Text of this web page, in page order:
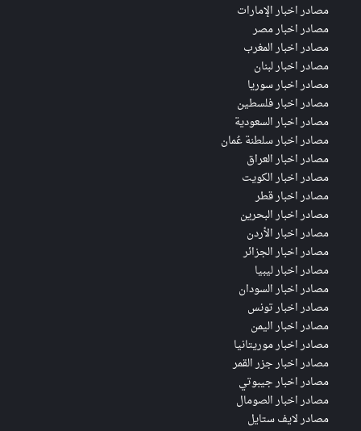
مصادر اخبار الإمارات
مصادر اخبار مصر
مصادر اخبار المغرب
مصادر اخبار لبنان
مصادر اخبار سوريا
مصادر اخبار فلسطين
مصادر اخبار السعودية
مصادر اخبار سلطنة عُمان
مصادر اخبار العراق
مصادر اخبار الكويت
مصادر اخبار قطر
مصادر اخبار البحرين
مصادر اخبار الأردن
مصادر اخبار الجزائر
مصادر اخبار ليبيا
مصادر اخبار السودان
مصادر اخبار تونس
مصادر اخبار اليمن
مصادر اخبار موريتانيا
مصادر اخبار جزر القمر
مصادر اخبار جيبوتي
مصادر اخبار الصومال
مصادر لايف ستايل